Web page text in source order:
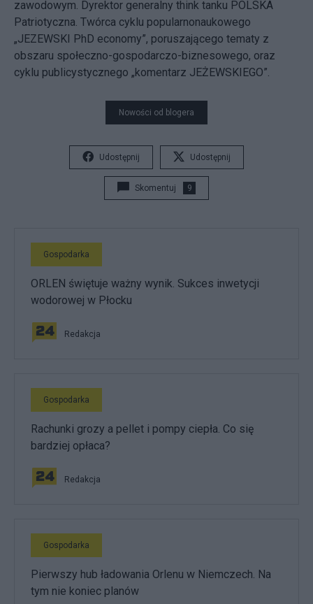
zawodowym. Dyrektor generalny think tanku POLSKA
Patriotyczna. Twórca cyklu popularnonaukowego
„JEZEWSKI PhD economy”, poruszającego tematy z
obszaru społeczno-gospodarczo-biznesowego, oraz
cyklu publicystycznego „komentarz JEŻEWSKIEGO”.
Nowości od blogera
Udostępnij Udostępnij
Skomentuj 9
Gospodarka
ORLEN świętuje ważny wynik. Sukces inwetycji
wodorowej w Płocku
Redakcja
Gospodarka
Rachunki grozy a pellet i pompy ciepła. Co się
bardziej opłaca?
Redakcja
Gospodarka
Pierwszy hub ładowania Orlenu w Niemczech. Na
tym nie koniec planów